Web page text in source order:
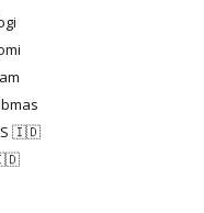
🇮🇩